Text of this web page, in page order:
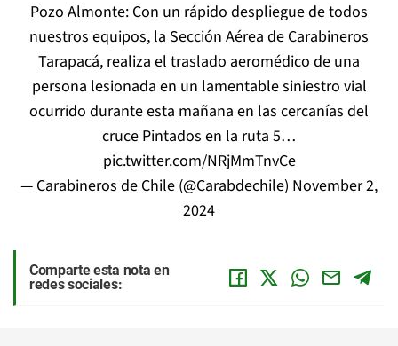
Pozo Almonte: Con un rápido despliegue de todos
nuestros equipos, la Sección Aérea de Carabineros
Tarapacá, realiza el traslado aeromédico de una
persona lesionada en un lamentable siniestro vial
ocurrido durante esta mañana en las cercanías del
cruce Pintados en la ruta 5…
pic.twitter.com/NRjMmTnvCe
— Carabineros de Chile (@Carabdechile) November 2,
2024
Comparte esta nota en
redes sociales: